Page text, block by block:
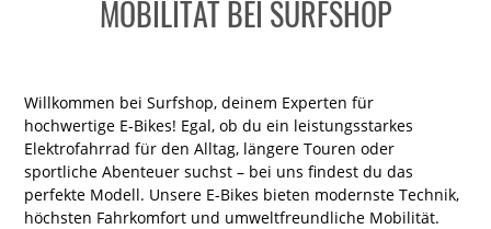
MOBILITÄT BEI SURFSHOP
Willkommen bei Surfshop, deinem Experten für
hochwertige E-Bikes! Egal, ob du ein leistungsstarkes
Elektrofahrrad für den Alltag, längere Touren oder
sportliche Abenteuer suchst – bei uns findest du das
perfekte Modell. Unsere E-Bikes bieten modernste Technik,
höchsten Fahrkomfort und umweltfreundliche Mobilität.